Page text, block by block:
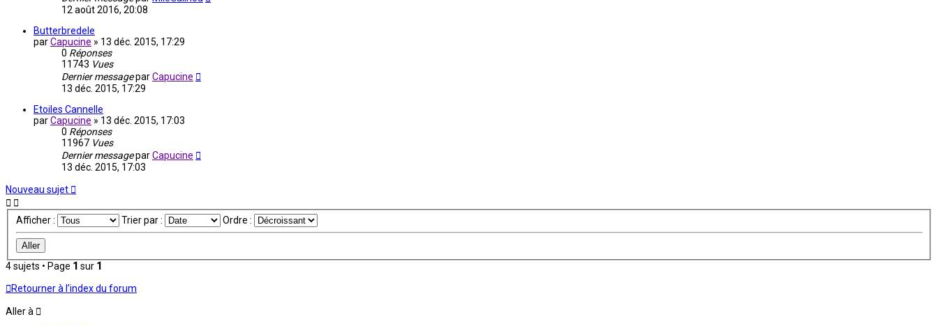
12 août 2016, 20:08
Butterbredele
parCapucine » 13 déc. 2015, 17:29
0 Réponses
11743 Vues
Dernier messageparCapucine
13 déc. 2015, 17:29
Etoiles Cannelle
parCapucine » 13 déc. 2015, 17:03
0 Réponses
11967 Vues
Dernier messageparCapucine
13 déc. 2015, 17:03
Nouveau sujet
Afficher : Trier par : Ordre :
4 sujets • Page 1 sur 1
Retourner à l’index du forum
Aller à